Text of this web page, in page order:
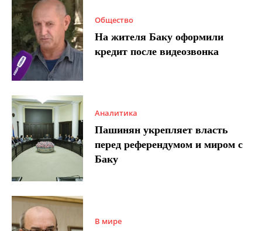
Общество
На жителя Баку оформили
кредит после видеозвонка
Аналитика
Пашинян укрепляет власть
перед референдумом и миром с
Баку
В мире